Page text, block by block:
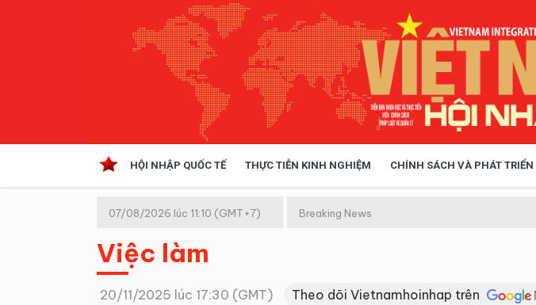
HỘI NHẬP QUỐC TẾ THỰC TIỄN KINH NGHIỆM CHÍNH SÁCH VÀ PHÁT TRIỂN
Kinh tế hội nhập
Doanh nghiệp
07/08/2026 lúc 11:10 (GMT+7) Breaking News
Việc làm
20/11/2025 lúc 17:30 (GMT) Theo dõi Vietnamhoinhap trên